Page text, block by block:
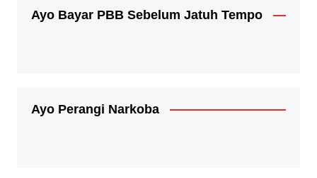
Ayo Bayar PBB Sebelum Jatuh Tempo
Ayo Perangi Narkoba